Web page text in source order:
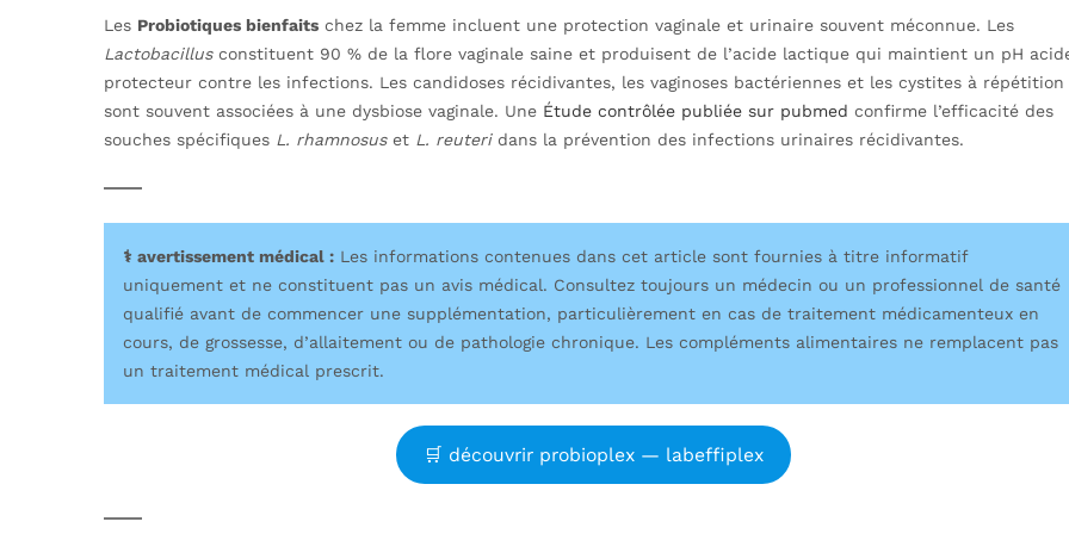
Les Probiotiques bienfaits chez la femme incluent une protection vaginale et urinaire souvent méconnue. Les
Lactobacillusconstituent 90 % de la flore vaginale saine et produisent de l’acide lactique qui maintient un pH
protecteur contre les infections. Les candidoses récidivantes, les vaginoses bactériennes et les cystites à répétition
sont souvent associées à une dysbiose vaginale. Une Étude contrôlée publiée sur pubmed confirme l’efficacité des
souches spécifiques L. rhamnosuset L. reuteridans la prévention des infections urinaires récidivantes.
⚕️ avertissement médical : Les informations contenues dans cet article sont fournies à titre informatif
uniquement et ne constituent pas un avis médical. Consultez toujours un médecin ou un professionnel de santé
qualifié avant de commencer une supplémentation, particulièrement en cas de traitement médicamenteux en
cours, de grossesse, d’allaitement ou de pathologie chronique. Les compléments alimentaires ne remplacent pas
un traitement médical prescrit.
🛒 découvrir probioplex — labeffiplex